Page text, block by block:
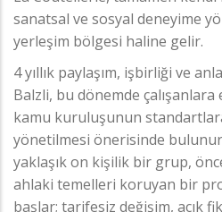
sanatsal ve sosyal deneyime
yerleşim bölgesi haline gelir.
4 yıllık paylaşım, işbirliği ve
Balzli, bu dönemde çalışanlara
kamu kuruluşunun
yönetilmesi önerisinde
yaklaşık on kişilik bir grup,
ahlaki temelleri koruyan bir
başlar; tarifesiz değişim, açık